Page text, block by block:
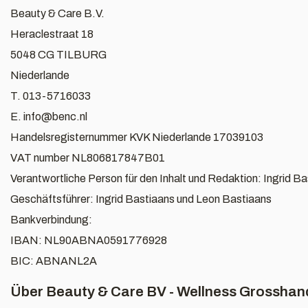
Beauty & Care B.V.
Heraclestraat 18
5048 CG TILBURG
Niederlande
T. 013-5716033
E. info@benc.nl
Handelsregisternummer KVK Niederlande 17039103
VAT number NL806817847B01
Verantwortliche Person für den Inhalt und Redaktion: Ingrid
Geschäftsführer: Ingrid Bastiaans und Leon Bastiaans
Bankverbindung:
IBAN: NL90ABNA0591776928
BIC: ABNANL2A
Über Beauty & Care BV - Wellness